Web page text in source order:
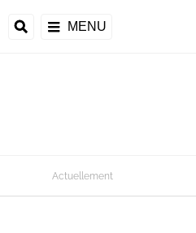
MENU
Actuellement